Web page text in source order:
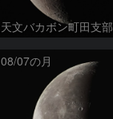
天文バカボン町田支部
08/07の月